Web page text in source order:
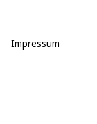
Impressum